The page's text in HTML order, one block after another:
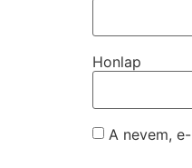
Honlap
A nevem,